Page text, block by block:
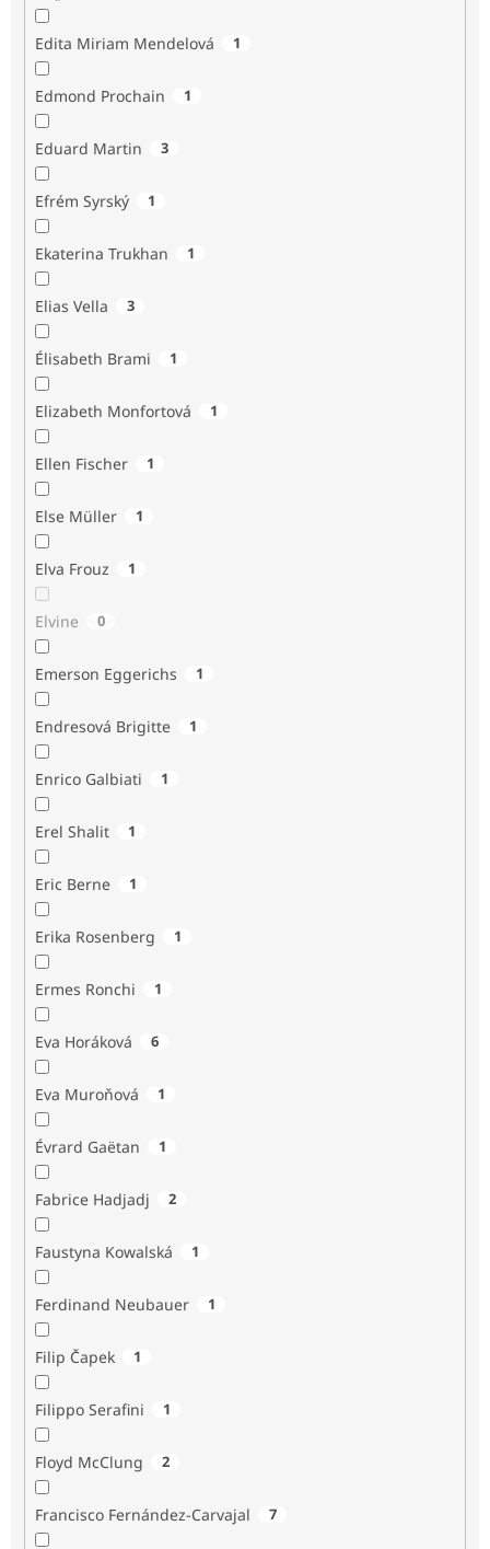
Edita Miriam Mendelová 1
Edmond Prochain 1
Eduard Martin 3
Efrém Syrský 1
Ekaterina Trukhan 1
Elias Vella 3
Élisabeth Brami 1
Elizabeth Monfortová 1
Ellen Fischer 1
Else Müller 1
Elva Frouz 1
Elvine 0
Emerson Eggerichs 1
Endresová Brigitte 1
Enrico Galbiati 1
Erel Shalit 1
Eric Berne 1
Erika Rosenberg 1
Ermes Ronchi 1
Eva Horáková 6
Eva Muroňová 1
Évrard Gaëtan 1
Fabrice Hadjadj 2
Faustyna Kowalská 1
Ferdinand Neubauer 1
Filip Čapek 1
Filippo Serafini 1
Floyd McClung 2
Francisco Fernández-Carvajal 7